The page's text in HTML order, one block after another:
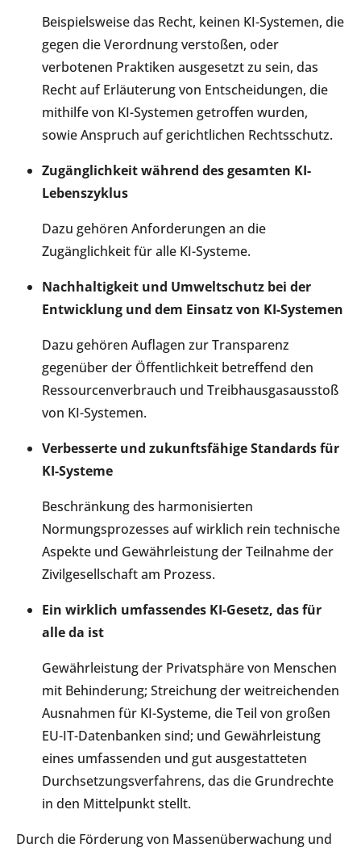
Beispielsweise das Recht, keinen KI-Systemen, die
gegen die Verordnung verstoßen, oder
verbotenen Praktiken ausgesetzt zu sein, das
Recht auf Erläuterung von Entscheidungen, die
mithilfe von KI-Systemen getroffen wurden,
sowie Anspruch auf gerichtlichen Rechtsschutz.
Zugänglichkeit während des gesamten KI-
Lebenszyklus
Dazu gehören Anforderungen an die
Zugänglichkeit für alle KI-Systeme.
Nachhaltigkeit und Umweltschutz bei der
Entwicklung und dem Einsatz von KI-Systemen
Dazu gehören Auflagen zur Transparenz
gegenüber der Öffentlichkeit betreffend den
Ressourcenverbrauch und Treibhausgasausstoß
von KI-Systemen.
Verbesserte und zukunftsfähige Standards für
KI-Systeme
Beschränkung des harmonisierten
Normungsprozesses auf wirklich rein technische
Aspekte und Gewährleistung der Teilnahme der
Zivilgesellschaft am Prozess.
Ein wirklich umfassendes KI-Gesetz, das für
alle da ist
Gewährleistung der Privatsphäre von Menschen
mit Behinderung; Streichung der weitreichenden
Ausnahmen für KI-Systeme, die Teil von großen
EU-IT-Datenbanken sind; und Gewährleistung
eines umfassenden und gut ausgestatteten
Durchsetzungsverfahrens, das die Grundrechte
in den Mittelpunkt stellt.
Durch die Förderung von Massenüberwachung und